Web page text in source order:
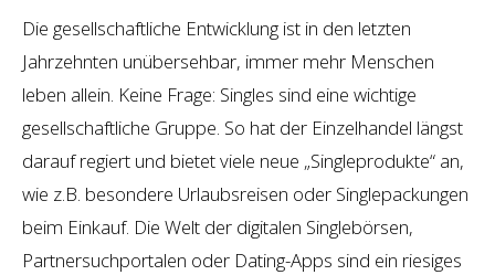
Die gesellschaftliche Entwicklung ist in den letzten
Jahrzehnten unübersehbar, immer mehr Menschen
leben allein. Keine Frage: Singles sind eine wichtige
gesellschaftliche Gruppe. So hat der Einzelhandel längst
darauf regiert und bietet viele neue „Singleprodukte“ an,
wie z.B. besondere Urlaubsreisen oder Singlepackungen
beim Einkauf. Die Welt der digitalen Singlebörsen,
Partnersuchportalen oder Dating-Apps sind ein riesiges